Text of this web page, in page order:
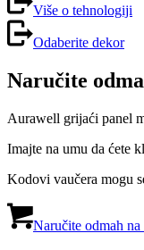
Više o tehnologiji
Odaberite dekor
Naručite
Aurawell grijaći panel
Imajte na umu da ćete
Kodovi vaučera mogu
Naručite odmah na